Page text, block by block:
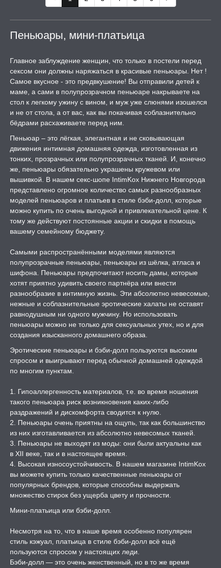
Пеньюары, мини-платьица
Главное заблуждение женщин, что только в постели перед
сексом они должны наряжаться в красивые пеньюары. Нет !
Самое вкусное - это предвкушение! Вы отправили детей к
маме, а сами в полупрозрачном пеньюаре накрываете на
стол к легкому ужину с вином, и муж уже слюнями изошелся
и не от стола, а от вас, как вы покачивая соблазнительно
бёдрами расхаживаете перед ним.
Пеньюар – это лёгкая, элегантная и не сковывающая
движения интимная домашняя одежда, изготовленная из
тонких, прозрачных или полупрозрачных тканей. И, конечно
же, пеньюары обязательно украшены кружевом или
вышивкой. В нашем секс-шопе IntimKox Нижнего Новгорода
представлено огромное количество самых разнообразных
моделей пеньюаров и платьев в стиле бэби-долл, которые
можно купить по очень выгодной и привлекательной цене. К
тому же действуют постоянные акции и скидки в помощь
вашему семейному бюджету.
Самыми распространёнными моделями являются
полупрозрачные пеньюары, пеньюары из шёлка, атласа и
шифона. Пеньюары предпочитают носить дамы, которые
хотят приятно удивить своего партнёра или внести
разнообразие в интимную жизнь. Эти абсолютно невесомые,
нежные и соблазнительные эротические халаты не оставят
равнодушным ни одного мужчину. Но использовать
пеньюары можно не только для сексуальных утех, но и для
создания изысканного домашнего образа.
Эротические пеньюары и бэби-долл пользуются высоким
спросом и выигрывают перед обычной домашней одеждой
по многим пунктам.
1. Гипоаллергенность материалов, т.е. во время ношения
такого пеньюара риск возникновения каких-либо
раздражений и дискомфорта сводится к нулю.
2. Пеньюары очень приятны на ощупь, так как большинство
из них изготавливается из абсолютно невесомых тканей.
3. Пеньюары не выходят из моды: они были актуальны как
в XII веке, так и в настоящее время.
4. Высокая износоустойчивость. В нашем магазине IntimKox
вы можете купить только качественные пеньюары от
популярных брендов, которые способны выдержать
множество стирок без ущерба цвету и прочности.
Мини-платьица или бэби-долл.
Несмотря на то, что в наше время особенно популярен
стиль кэжуал, платьица в стиле бэби-долл всё ещё
пользуются спросом у настоящих леди.
Бэби-долл — это очень женственный, но в то же время